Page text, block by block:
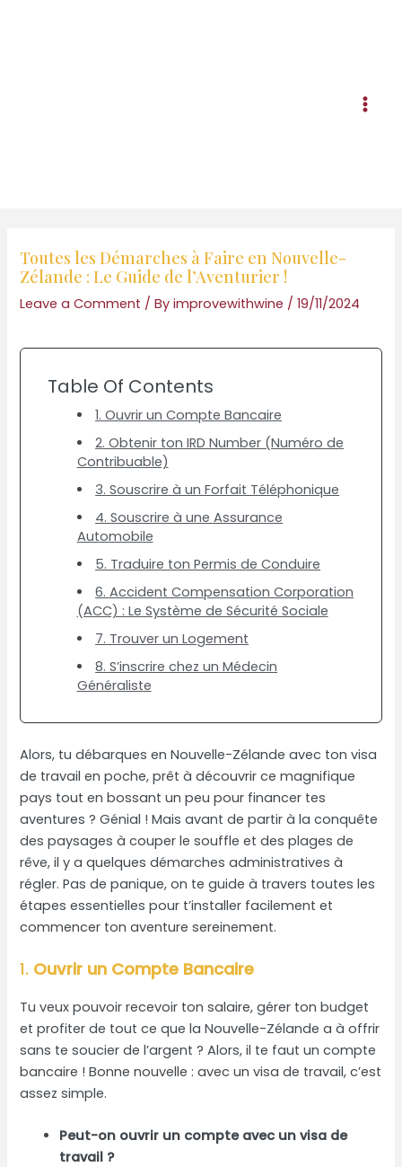
Toutes les Démarches à Faire en Nouvelle-
Zélande : Le Guide de l’Aventurier !
Leave a Comment / Byimprovewithwine /19/11/2024
Table Of Contents
1. Ouvrir un Compte Bancaire
2. Obtenir ton IRD Number (Numéro de
Contribuable)
3. Souscrire à un Forfait Téléphonique
4. Souscrire à une Assurance
Automobile
5. Traduire ton Permis de Conduire
6. Accident Compensation Corporation
(ACC) : Le Système de Sécurité Sociale
7. Trouver un Logement
8. S’inscrire chez un Médecin
Généraliste
Alors, tu débarques en Nouvelle-Zélande avec ton visa
de travail en poche, prêt à découvrir ce magnifique
pays tout en bossant un peu pour financer tes
aventures ? Génial ! Mais avant de partir à la conquête
des paysages à couper le souffle et des plages de
rêve, il y a quelques démarches administratives à
régler. Pas de panique, on te guide à travers toutes les
étapes essentielles pour t’installer facilement et
commencer ton aventure sereinement.
1. Ouvrir un Compte Bancaire
Tu veux pouvoir recevoir ton salaire, gérer ton budget
et profiter de tout ce que la Nouvelle-Zélande a à offrir
sans te soucier de l’argent ? Alors, il te faut un compte
bancaire ! Bonne nouvelle : avec un visa de travail, c’est
assez simple.
Peut-on ouvrir un compte avec un visa de
travail ?